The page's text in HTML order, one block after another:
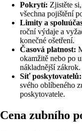
Pokrytí: Zjistěte
všechna pojištění
Limity a
roční výdaje a
konečné ošetření.
Časová platnost:
okamžitě nebo po
nákladnější zákrok.
Síť poskytovatelů:
svého oblíbeného
poskytovatele.
Cena zubního